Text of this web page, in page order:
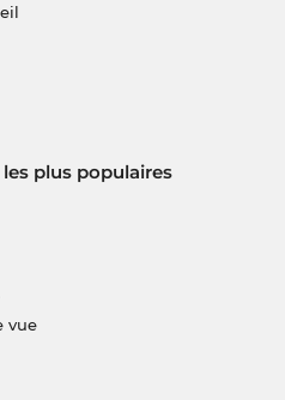
plus populaires
vue